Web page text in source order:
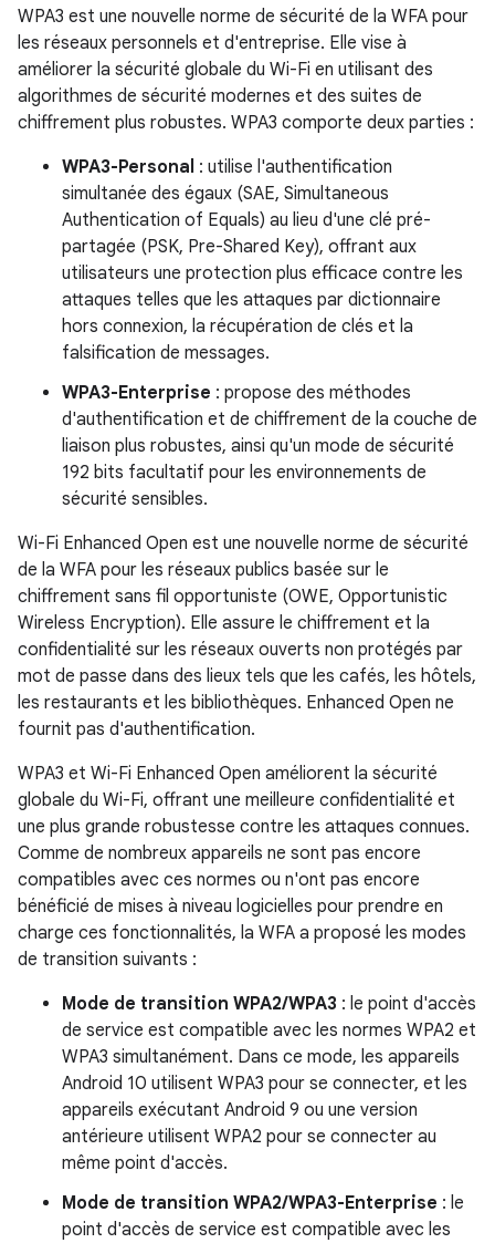
WPA3 est une nouvelle norme de sécurité de la WFA pour
les réseaux personnels et d'entreprise. Elle vise à
améliorer la sécurité globale du Wi-Fi en utilisant des
algorithmes de sécurité modernes et des suites de
chiffrement plus robustes. WPA3 comporte deux parties :
WPA3-Personal : utilise l'authentification
simultanée des égaux (SAE, Simultaneous
Authentication of Equals) au lieu d'une clé pré-
partagée (PSK, Pre-Shared Key), offrant aux
utilisateurs une protection plus efficace contre les
attaques telles que les attaques par dictionnaire
hors connexion, la récupération de clés et la
falsification de messages.
WPA3-Enterprise : propose des méthodes
d'authentification et de chiffrement de la couche de
liaison plus robustes, ainsi qu'un mode de sécurité
192 bits facultatif pour les environnements de
sécurité sensibles.
Wi-Fi Enhanced Open est une nouvelle norme de sécurité
de la WFA pour les réseaux publics basée sur le
chiffrement sans fil opportuniste (OWE, Opportunistic
Wireless Encryption). Elle assure le chiffrement et la
confidentialité sur les réseaux ouverts non protégés par
mot de passe dans des lieux tels que les cafés, les hôtels,
les restaurants et les bibliothèques. Enhanced Open ne
fournit pas d'authentification.
WPA3 et Wi-Fi Enhanced Open améliorent la sécurité
globale du Wi-Fi, offrant une meilleure confidentialité et
une plus grande robustesse contre les attaques connues.
Comme de nombreux appareils ne sont pas encore
compatibles avec ces normes ou n'ont pas encore
bénéficié de mises à niveau logicielles pour prendre en
charge ces fonctionnalités, la WFA a proposé les modes
de transition suivants :
Mode de transition WPA2/WPA3 : le point d'accès
de service est compatible avec les normes WPA2 et
WPA3 simultanément. Dans ce mode, les appareils
Android 10 utilisent WPA3 pour se connecter, et les
appareils exécutant Android 9 ou une version
antérieure utilisent WPA2 pour se connecter au
même point d'accès.
Mode de transition WPA2/WPA3-Enterprise : le
point d'accès de service est compatible avec les